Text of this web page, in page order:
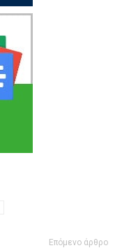
Επόμενο άρθρο